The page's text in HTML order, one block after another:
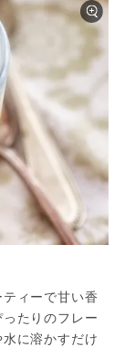
ィーで甘い香
たりのフレー
に溶かすだけ